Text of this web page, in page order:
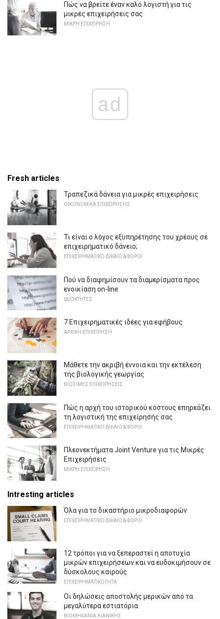
Πώς να βρείτε έναν καλό λογιστή για τις
μικρές επιχειρήσεις σας
ΜΙΚΡΉ ΕΠΙΧΕΊΡΗΣΗ
ad
Fresh articles
Τραπεζικά δάνεια για μικρές επιχειρήσεις
ΟΙΚΟΝΟΜΙΚΆ ΕΠΙΧΕΊΡΗΣΗΣ
Τι είναι ο λόγος εξυπηρέτησης του χρέους σε
επιχειρηματικό δάνειο;
ΕΠΙΧΕΙΡΗΜΑΤΙΚΌ ΔΊΚΑΙΟ & ΦΌΡΟΙ
Πού να διαφημίσουν τα διαμερίσματα προς
ενοικίαση on-line
ΙΔΙΟΚΤΉΤΕΣ
7 Επιχειρηματικές ιδέες για εφήβους
ΑΡΧΙΚΉ ΕΠΙΧΕΊΡΗΣΗ
Μάθετε την ακριβή έννοια και την εκτέλεση
της βιολογικής γεωργίας
ΒΙΏΣΙΜΕΣ ΕΠΙΧΕΙΡΉΣΕΙΣ
Πώς η αρχή του ιστορικού κόστους επηρεάζει
τη λογιστική της επιχείρησής σας
ΕΠΙΧΕΙΡΗΜΑΤΙΚΌ ΔΊΚΑΙΟ & ΦΌΡΟΙ
Πλεονεκτήματα Joint Venture για τις Μικρές
Επιχειρήσεις
ΜΙΚΡΉ ΕΠΙΧΕΊΡΗΣΗ
Intresting articles
Όλα για το δικαστήριο μικροδιαφορών
ΕΠΙΧΕΙΡΗΜΑΤΙΚΌ ΔΊΚΑΙΟ & ΦΌΡΟΙ
12 τρόποι για να ξεπεραστεί η αποτυχία
μικρών επιχειρήσεων και να ευδοκιμήσουν σε
δύσκολους καιρούς
ΕΠΙΧΕΙΡΗΜΑΤΙΚΌΤΗΤΑ
Οι δηλώσεις αποστολής μερικών από τα
μεγαλύτερα εστιατόρια
ΒΙΟΜΗΧΑΝΊΑ ΛΙΑΝΙΚΉΣ